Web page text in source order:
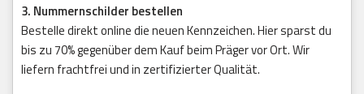
3. Nummernschilder bestellen
Bestelle direkt online die neuen Kennzeichen. Hier sparst du
bis zu 70% gegenüber dem Kauf beim Präger vor Ort. Wir
liefern frachtfrei und in zertifizierter Qualität.